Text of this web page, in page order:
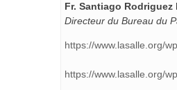
Fr. Santiago Rodriguez
Directeur du Bureau du
https://www.lasalle.org/
https://www.lasalle.org/